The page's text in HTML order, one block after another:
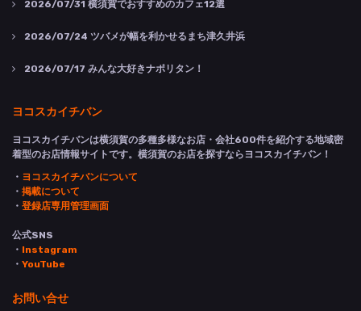
2026/07/31 横須賀でおすすめのカフェ12選
2026/07/24 ツバメが幅を利かせるまち津久井浜
2026/07/17 みんな大好きナポリタン！
ヨコスカイチバン
ヨコスカイチバンは横須賀の多種多様なお店・会社600件を紹介する地域密
着型のお店情報サイトです。横須賀のお店を探すならヨコスカイチバン！
・ ヨコスカイチバンについて
・ 掲載について
・ 登録店専用管理画面
公式SNS
・ Instagram
・ YouTube
お問い合せ